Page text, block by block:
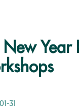
New Year
31